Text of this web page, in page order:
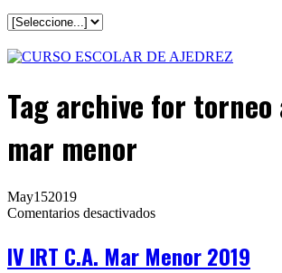
Tag archive for torneo
mar menor
May152019
Comentarios desactivadosen
C.A.
IV IRT C.A. Mar Menor 2019